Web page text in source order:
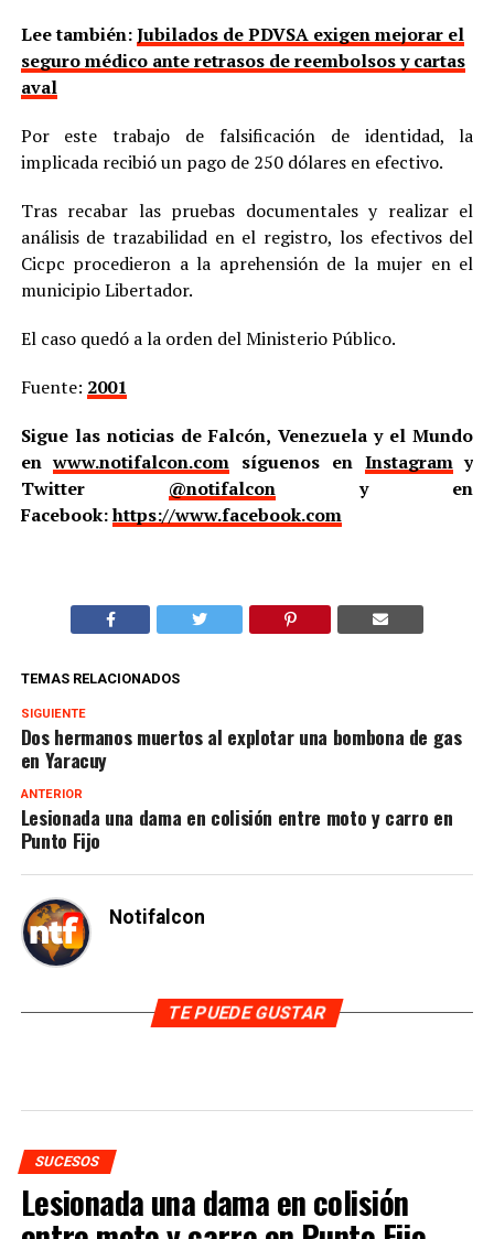
Lee también:Jubilados de PDVSA exigen mejorar el
seguro médico ante retrasos de reembolsos y cartas
aval
Por este trabajo de falsificación de identidad, la
implicada recibió un pago de 250 dólares en efectivo.
Tras recabar las pruebas documentales y realizar el
análisis de trazabilidad en el registro, los efectivos del
Cicpc procedieron a la aprehensión de la mujer en el
municipio Libertador.
El caso quedó a la orden del Ministerio Público.
Fuente: 2001
Sigue las noticias de Falcón, Venezuela y el Mundo
enwww.notifalcon.com síguenos en Instagramy
Twitter @notifalcony en
Facebook:https://www.facebook.com
TEMAS RELACIONADOS
SIGUIENTE
Dos hermanos muertos al explotar una bombona de gas
en Yaracuy
ANTERIOR
Lesionada una dama en colisión entre moto y carro en
Punto Fijo
Notifalcon
TE PUEDE GUSTAR
SUCESOS
Lesionada una dama en colisión